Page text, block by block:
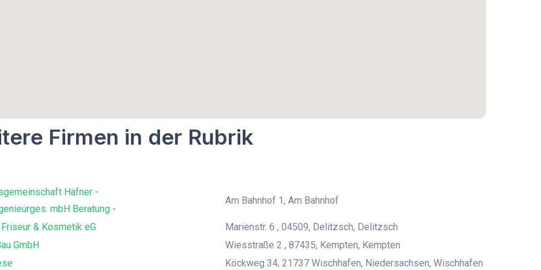
Firmen in der Rubrik
Häfner -
mbH Beratung -
Am Bahnhof 1, Am Bahnhof
& Kosmetik eG
Marienstr. 6 , 04509, Delitzsch, Delitzsch
GmbH
Wiesstraße 2 , 87435, Kempten, Kempten
Köckweg 34, 21737 Wischhafen, Niedersachsen, Wischhafen